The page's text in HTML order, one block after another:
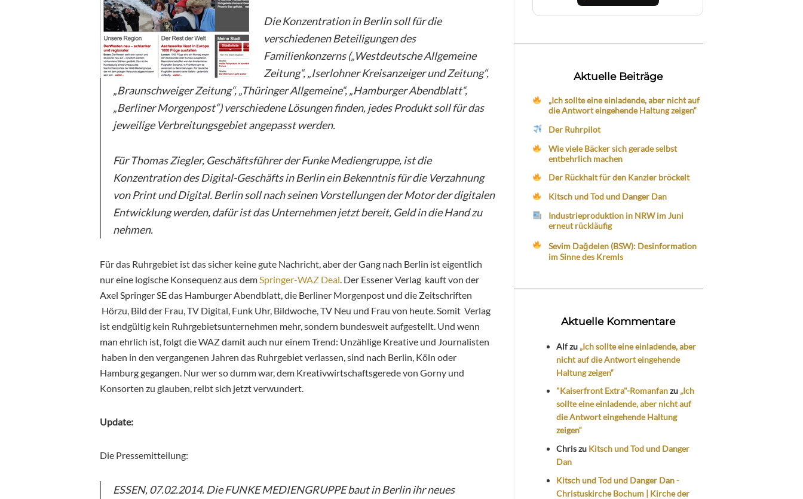
Die Konzentration in Berlin soll für die
verschiedenen Beteiligungen des
Familienkonzerns („Westdeutsche Allgemeine
Zeitung“, „Iserlohner Kreisanzeiger und Zeitung“,
„Braunschweiger Zeitung“, „Thüringer Allgemeine“, „Hamburger Abendblatt“,
„Berliner Morgenpost“) verschiedene Lösungen finden, jedes Produkt soll für das
jeweilige Verbreitungsgebiet angepasst werden.
Für Thomas Ziegler, Geschäftsführer der Funke Mediengruppe, ist die
Konzentration des Digital-Geschäfts in Berlin ein Bekenntnis für die Verzahnung
von Print und Digital. Berlin soll nach seinen Vorstellungen der Motor der digitalen
Entwicklung werden, dafür ist das Unternehmen jetzt bereit, Geld in die Hand zu
nehmen.
Für das Ruhrgebiet ist das sicher keine gute Nachricht, aber der Gang nach Berlin ist eigentlich
nur eine logische Konsequenz aus dem Springer-WAZ Deal . Der Essener Verlag kauft von der
Axel Springer SE das Hamburger Abendblatt, die Berliner Morgenpost und die Zeitschriften
Hörzu, Bild der Frau, TV Digital, Funk Uhr, Bildwoche, TV Neu und Frau von heute. Somit Verlag
ist endgültig kein Ruhrgebietsunternehmen mehr, sondern bundesweit aufgestellt. Und wenn
man ehrlich ist, folgt die WAZ damit auch nur einem Trend: Unzählige Kreative und Journalisten
haben in den vergangenen Jahren das Ruhrgebiet verlassen, sind nach Berlin, Köln oder
Hamburg gegangen. Nur wer so dumm war, dem Kreativwirtschaftsgerede von Gorny und
Konsorten zu glauben, reibt sich jetzt verwundert.
Update:
Die Pressemitteilung:
ESSEN, 07.02.2014. Die FUNKE MEDIENGRUPPE baut in Berlin ihr neues
Aktuelle Beiträge
„Ich sollte eine einladende, aber nicht auf
die Antwort eingehende Haltung zeigen“
Der Ruhrpilot
Wie viele Bäcker sich gerade selbst
entbehrlich machen
Der Rückhalt für den Kanzler bröckelt
Kitsch und Tod und Danger Dan
Industrieproduktion in NRW im Juni
erneut rückläufig
Sevim Dağdelen (BSW): Desinformation
im Sinne des Kremls
Aktuelle Kommentare
Alfzu „Ich sollte eine einladende, aber
nicht auf die Antwort eingehende
Haltung zeigen“
"Kaiserfront Extra"-Romanfanzu „Ich
sollte eine einladende, aber nicht auf
die Antwort eingehende Haltung
zeigen“
Chriszu Kitsch und Tod und Danger
Dan
Kitsch und Tod und Danger Dan -
Christuskirche Bochum | Kirche der